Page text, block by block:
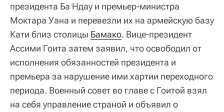
президента Ба Ндау и премьер-министра
Моктара Уана и перевезли их на армейскую базу
Кати близ столицы Бамако. Вице-президент
Ассими Гоита затем заявил, что освободил от
исполнения обязанностей президента и
премьера за нарушение ими хартии переходного
периода. Военный совет во главе с Гоитой взял
на себя управление страной и объявил о